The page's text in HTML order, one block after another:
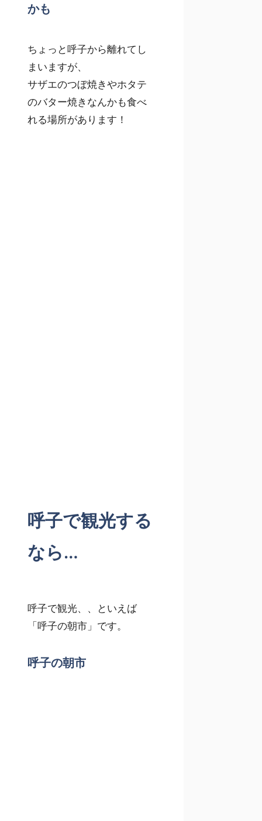
かも
ちょっと呼子から離れてし
まいますが、
サザエのつぼ焼きやホタテ
のバター焼きなんかも食べ
れる場所があります！
呼子で観光する
なら…
呼子で観光、、といえば
「呼子の朝市」です。
呼子の朝市